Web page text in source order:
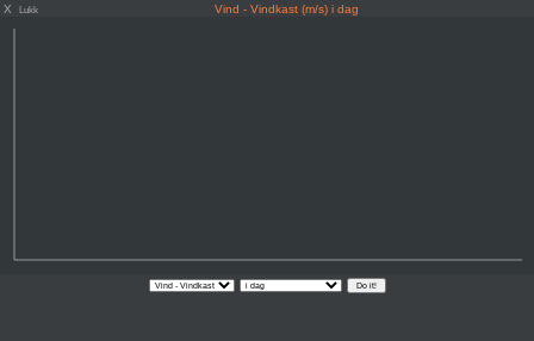
X Lukk Vind - Vindkast (m/s) i dag